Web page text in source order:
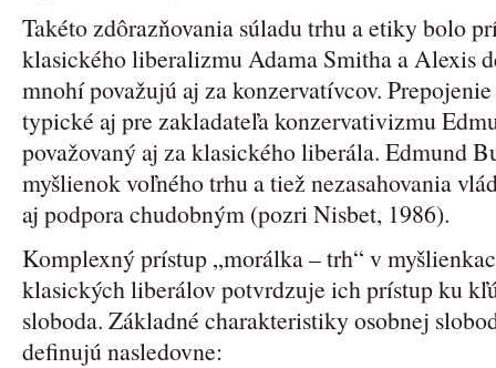
Takéto zdôrazňovania súladu trhu a etiky bolo
klasického liberalizmu Adama Smitha a Alexis
mnohí považujú aj za konzervatívcov.
typické aj pre zakladateľa konzervativizmu
považovaný aj za klasického liberála. Edmund
myšlienok voľného trhu a tiež nezasahovania
aj podpora chudobným (pozri Nisbet, 1986).
Komplexný prístup „morálka – trh“ v
klasických liberálov potvrdzuje ich prístup ku
sloboda. Základné charakteristiky osobnej
definujú nasledovne: